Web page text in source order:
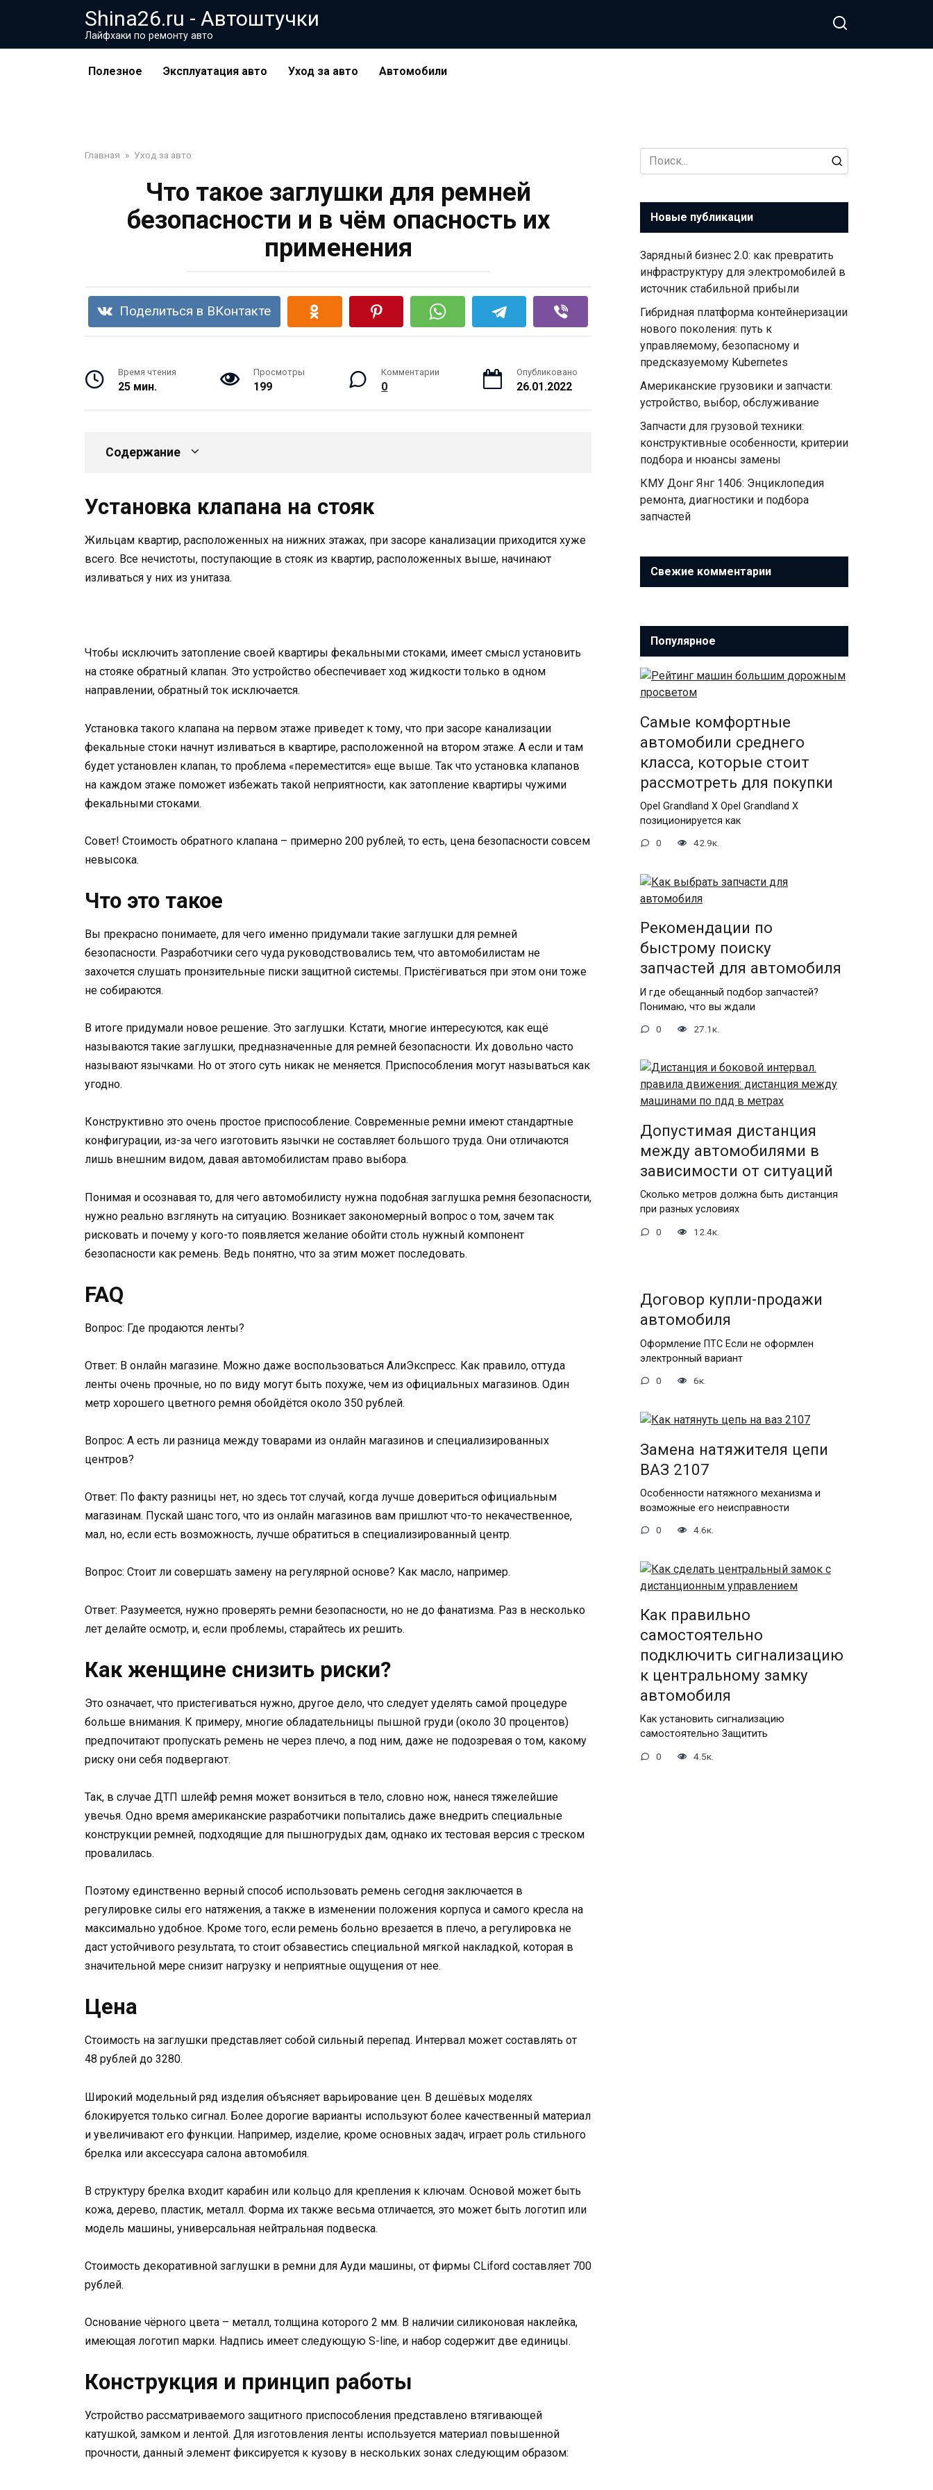
Shina26.ru - Автоштучки
Лайфхаки по ремонту авто
Полезное Эксплуатация авто Уход за авто Автомобили
Главная » Уход за авто
Что такое заглушки для ремней
безопасности и в чём опасность их
применения
Поделиться в ВКонтакте
Время чтения
25 мин.
Просмотры
199
Комментарии
0
Опубликовано
26.01.2022
Содержание
Установка клапана на стояк
Жильцам квартир, расположенных на нижних этажах, при засоре канализации приходится хуже
всего. Все нечистоты, поступающие в стояк из квартир, расположенных выше, начинают
изливаться у них из унитаза.
Чтобы исключить затопление своей квартиры фекальными стоками, имеет смысл установить
на стояке обратный клапан. Это устройство обеспечивает ход жидкости только в одном
направлении, обратный ток исключается.
Установка такого клапана на первом этаже приведет к тому, что при засоре канализации
фекальные стоки начнут изливаться в квартире, расположенной на втором этаже. А если и там
будет установлен клапан, то проблема «переместится» еще выше. Так что установка клапанов
на каждом этаже поможет избежать такой неприятности, как затопление квартиры чужими
фекальными стоками.
Совет! Стоимость обратного клапана – примерно 200 рублей, то есть, цена безопасности совсем
невысока.
Что это такое
Вы прекрасно понимаете, для чего именно придумали такие заглушки для ремней
безопасности. Разработчики сего чуда руководствовались тем, что автомобилистам не
захочется слушать пронзительные писки защитной системы. Пристёгиваться при этом они тоже
не собираются.
В итоге придумали новое решение. Это заглушки. Кстати, многие интересуются, как ещё
называются такие заглушки, предназначенные для ремней безопасности. Их довольно часто
называют язычками. Но от этого суть никак не меняется. Приспособления могут называться как
угодно.
Конструктивно это очень простое приспособление. Современные ремни имеют стандартные
конфигурации, из-за чего изготовить язычки не составляет большого труда. Они отличаются
лишь внешним видом, давая автомобилистам право выбора.
Понимая и осознавая то, для чего автомобилисту нужна подобная заглушка ремня безопасности,
нужно реально взглянуть на ситуацию. Возникает закономерный вопрос о том, зачем так
рисковать и почему у кого-то появляется желание обойти столь нужный компонент
безопасности как ремень. Ведь понятно, что за этим может последовать.
FAQ
Вопрос: Где продаются ленты?
Ответ: В онлайн магазине. Можно даже воспользоваться АлиЭкспресс. Как правило, оттуда
ленты очень прочные, но по виду могут быть похуже, чем из официальных магазинов. Один
метр хорошего цветного ремня обойдётся около 350 рублей.
Вопрос: А есть ли разница между товарами из онлайн магазинов и специализированных
центров?
Ответ: По факту разницы нет, но здесь тот случай, когда лучше довериться официальным
магазинам. Пускай шанс того, что из онлайн магазинов вам пришлют что-то некачественное,
мал, но, если есть возможность, лучше обратиться в специализированный центр.
Вопрос: Стоит ли совершать замену на регулярной основе? Как масло, например.
Ответ: Разумеется, нужно проверять ремни безопасности, но не до фанатизма. Раз в несколько
лет делайте осмотр, и, если проблемы, старайтесь их решить.
Как женщине снизить риски?
Это означает, что пристегиваться нужно, другое дело, что следует уделять самой процедуре
больше внимания. К примеру, многие обладательницы пышной груди (около 30 процентов)
предпочитают пропускать ремень не через плечо, а под ним, даже не подозревая о том, какому
риску они себя подвергают.
Так, в случае ДТП шлейф ремня может вонзиться в тело, словно нож, нанеся тяжелейшие
увечья. Одно время американские разработчики попытались даже внедрить специальные
конструкции ремней, подходящие для пышногрудых дам, однако их тестовая версия с треском
провалилась.
Поэтому единственно верный способ использовать ремень сегодня заключается в
регулировке силы его натяжения, а также в изменении положения корпуса и самого кресла на
максимально удобное. Кроме того, если ремень больно врезается в плечо, а регулировка не
даст устойчивого результата, то стоит обзавестись специальной мягкой накладкой, которая в
значительной мере снизит нагрузку и неприятные ощущения от нее.
Цена
Стоимость на заглушки представляет собой сильный перепад. Интервал может составлять от
48 рублей до 3280.
Широкий модельный ряд изделия объясняет варьирование цен. В дешёвых моделях
блокируется только сигнал. Более дорогие варианты используют более качественный материал
и увеличивают его функции. Например, изделие, кроме основных задач, играет роль стильного
брелка или аксессуара салона автомобиля.
В структуру брелка входит карабин или кольцо для крепления к ключам. Основой может быть
кожа, дерево, пластик, металл. Форма их также весьма отличается, это может быть логотип или
модель машины, универсальная нейтральная подвеска.
Стоимость декоративной заглушки в ремни для Ауди машины, от фирмы CLiford составляет 700
рублей.
Основание чёрного цвета – металл, толщина которого 2 мм. В наличии силиконовая наклейка,
имеющая логотип марки. Надпись имеет следующую S-line, и набор содержит две единицы.
Конструкция и принцип работы
Устройство рассматриваемого защитного приспособления представлено втягивающей
катушкой, замком и лентой. Для изготовления ленты используется материал повышенной
прочности, данный элемент фиксируется к кузову в нескольких зонах следующим образом:
Search
for:
Новые публикации
Зарядный бизнес 2.0: как превратить
инфраструктуру для электромобилей в
источник стабильной прибыли
Гибридная платформа контейнеризации
нового поколения: путь к
управляемому, безопасному и
предсказуемому Kubernetes
Американские грузовики и запчасти:
устройство, выбор, обслуживание
Запчасти для грузовой техники:
конструктивные особенности, критерии
подбора и нюансы замены
КМУ Донг Янг 1406: Энциклопедия
ремонта, диагностики и подбора
запчастей
Свежие комментарии
Популярное
Самые комфортные
автомобили среднего
класса, которые стоит
рассмотреть для покупки
Opel Grandland X Opel Grandland X
позиционируется как
0 42.9к.
Рекомендации по
быстрому поиску
запчастей для автомобиля
И где обещанный подбор запчастей?
Понимаю, что вы ждали
0 27.1к.
Допустимая дистанция
между автомобилями в
зависимости от ситуаций
Сколько метров должна быть дистанция
при разных условиях
0 12.4к.
Договор купли-продажи
автомобиля
Оформление ПТС Если не оформлен
электронный вариант
0 6к.
Замена натяжителя цепи
ВАЗ 2107
Особенности натяжного механизма и
возможные его неисправности
0 4.6к.
Как правильно
самостоятельно
подключить сигнализацию
к центральному замку
автомобиля
Как установить сигнализацию
самостоятельно Защитить
0 4.5к.